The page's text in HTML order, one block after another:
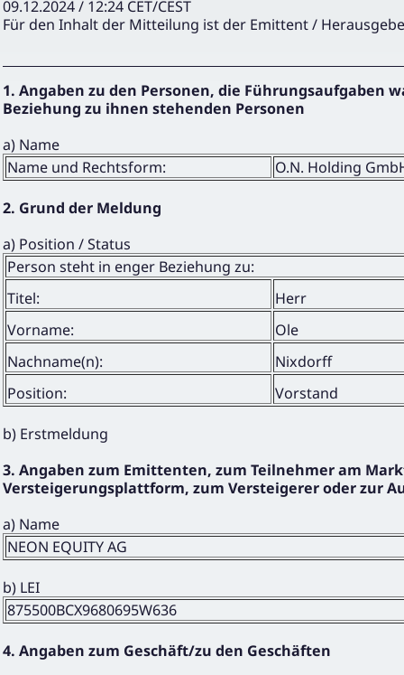
09.12.2024 / 12:24 CET/CEST
Für den Inhalt der Mitteilung ist der Emittent /
1. Angaben zu den Personen, die Führungsaufgaben
Beziehung zu ihnen stehenden Personen
a) Name
Name und Rechtsform:
O.N. Holding
2. Grund der Meldung
a) Position / Status
Person steht in enger Beziehung zu:
Titel:
Herr
Vorname:
Ole
Nachname(n):
Nixdorff
Position:
Vorstand
b) Erstmeldung
3. Angaben zum Emittenten, zum Teilnehmer am
Versteigerungsplattform, zum Versteigerer oder zur
a) Name
NEON EQUITY AG
b) LEI
875500BCX9680695W636
4. Angaben zum Geschäft/zu den Geschäften